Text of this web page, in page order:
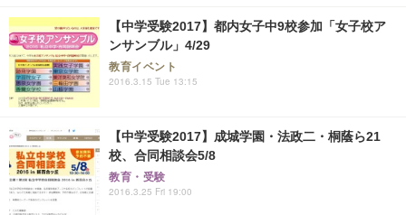
【中学受験2017】都内女子中9校参加「女子校ア
ンサンブル」4/29
教育イベント
2016.3.15 Tue 13:15
【中学受験2017】成城学園・法政二・桐蔭ら21
校、合同相談会5/8
教育・受験
2016.3.25 Fri 19:00